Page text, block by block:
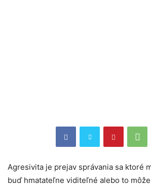
Agresivita je prejav správania sa ktoré
buď hmatateľne viditeľné alebo to